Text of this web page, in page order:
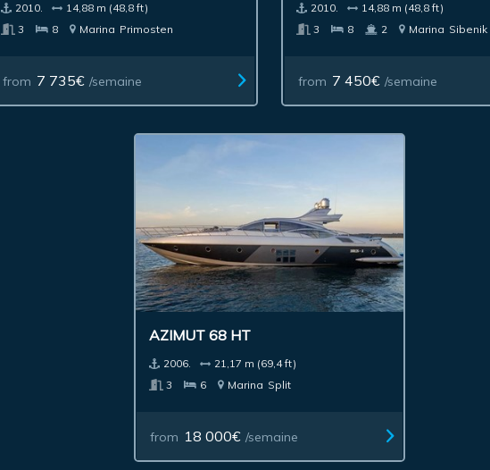
2010.
14,88 m (48,8 ft)
3
8 Marina Primosten
from 7 735€ /semaine
2010.
14,88 m (48,8 ft)
3
8 2 Marina Sibenik
from 7 450€ /semaine
AZIMUT 68 HT
2006.
21,17 m (69,4 ft)
3
6 Marina Split
from 18 000€ /semaine